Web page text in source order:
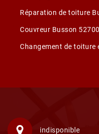
Réparation de toiture
Couvreur Busson 52700
Changement de toiture
indisponible